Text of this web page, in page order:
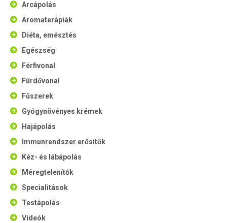
Arcápolás
Aromaterápiák
Diéta, emésztés
Egészség
Férfivonal
Fürdővonal
Fűszerek
Gyógynövényes krémek
Hajápolás
Immunrendszer erősítők
Kéz- és lábápolás
Méregtelenítők
Specialitások
Testápolás
Videók